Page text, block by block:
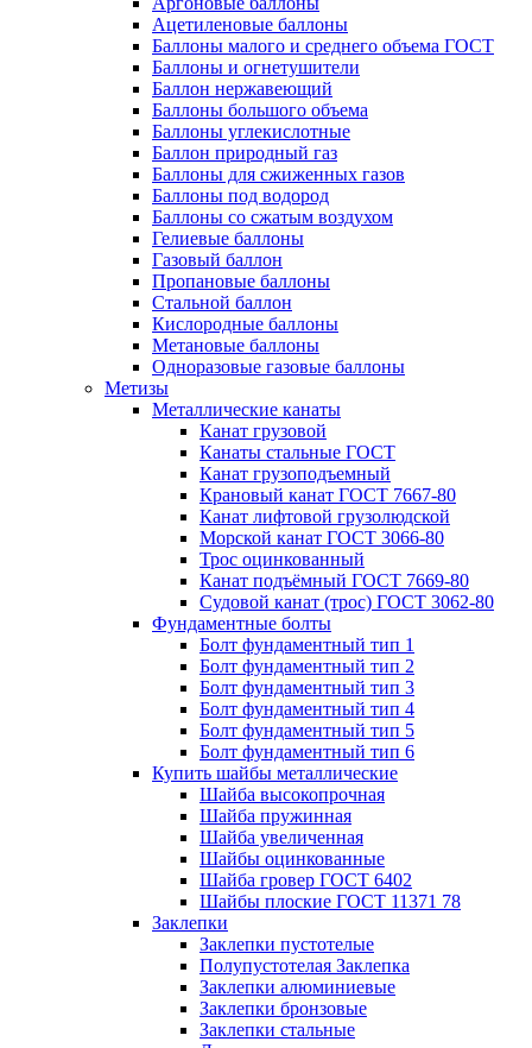
Ацетиленовые баллоны
Баллоны малого и среднего объема ГОСТ
Баллоны и огнетушители
Баллон нержавеющий
Баллоны большого объема
Баллоны углекислотные
Баллон природный газ
Баллоны для сжиженных газов
Баллоны под водород
Баллоны со сжатым воздухом
Гелиевые баллоны
Газовый баллон
Пропановые баллоны
Стальной баллон
Кислородные баллоны
Метановые баллоны
Одноразовые газовые баллоны
Метизы
Металлические канаты
Канат грузовой
Канаты стальные ГОСТ
Канат грузоподъемный
Крановый канат ГОСТ 7667-80
Канат лифтовой грузолюдской
Морской канат ГОСТ 3066-80
Трос оцинкованный
Канат подъёмный ГОСТ 7669-80
Судовой канат (трос) ГОСТ 3062-80
Фундаментные болты
Болт фундаментный тип 1
Болт фундаментный тип 2
Болт фундаментный тип 3
Болт фундаментный тип 4
Болт фундаментный тип 5
Болт фундаментный тип 6
Купить шайбы металлические
Шайба высокопрочная
Шайба пружинная
Шайба увеличенная
Шайбы оцинкованные
Шайба гровер ГОСТ 6402
Шайбы плоские ГОСТ 11371 78
Заклепки
Заклепки пустотелые
Полупустотелая Заклепка
Заклепки алюминиевые
Заклепки бронзовые
Заклепки стальные